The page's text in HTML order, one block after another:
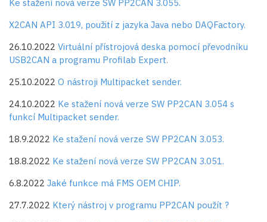
Ke stažení nová verze SW PP2CAN 3.055.
X2CAN API 3.019, použití z jazyka Java nebo DAQFactory.
26.10.2022 Virtuální přístrojová deska pomocí převodníku
USB2CAN a programu Profilab Expert.
25.10.2022 O nástroji Multipacket sender.
24.10.2022 Ke stažení nová verze SW PP2CAN 3.054 s
funkcí Multipacket sender.
18.9.2022 Ke stažení nová verze SW PP2CAN 3.053.
18.8.2022 Ke stažení nová verze SW PP2CAN 3.051.
6.8.2022 Jaké funkce má FMS OEM CHIP.
27.7.2022 Který nástroj v programu PP2CAN použít ?